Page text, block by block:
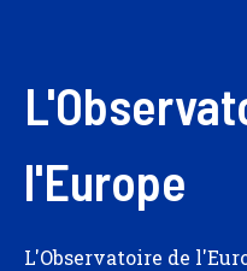
l'Europe
L'Observatoire de